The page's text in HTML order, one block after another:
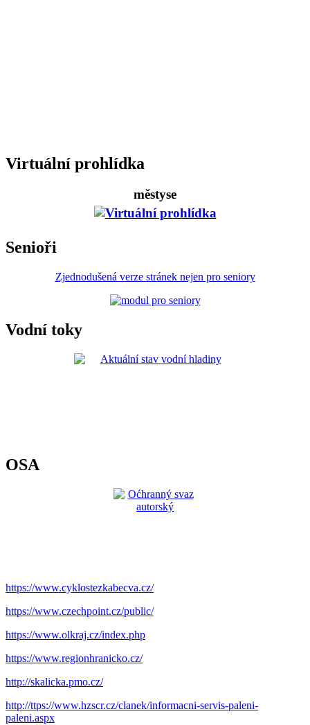
Virtuální prohlídka
městyse
Senioři
Zjednodušená verze stránek nejen pro seniory
Vodní toky
OSA
https://www.cyklostezkabecva.cz/
https://www.czechpoint.cz/public/
https://www.olkraj.cz/index.php
https://www.regionhranicko.cz/
http://skalicka.pmo.cz/
http://ttps://www.hzscr.cz/clanek/informacni-servis-paleni-
paleni.aspx